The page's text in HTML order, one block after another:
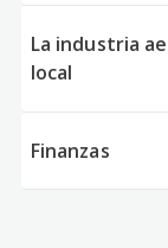
La industria
local
Finanzas